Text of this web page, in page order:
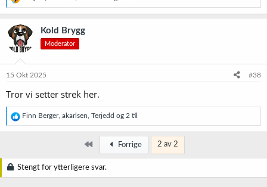
e
a
k
s
j
o
e
:
Kold Brygg
Moderator
15 Okt 2025 #38
Tror vi setter strek her.
R
e
a
o
Finn Berger, akarlsen Terjedd og 2 til
Først Forrige 2 av 2
Stengt for ytterligere svar.